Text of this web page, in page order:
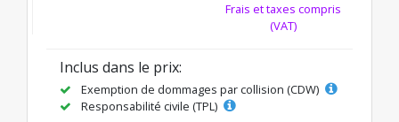
Frais et taxes compris
(VAT)
Inclus dans le prix:
Exemption de dommages par collision (CDW)
Responsabilité civile (TPL)